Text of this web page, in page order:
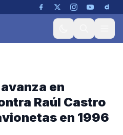
en
Raúl Castro
en 1996